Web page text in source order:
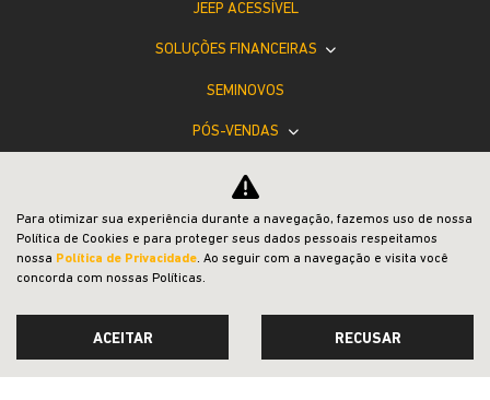
JEEP ACESSÍVEL
SOLUÇÕES FINANCEIRAS
SEMINOVOS
PÓS-VENDAS
INSTITUCIONAL
BLOG
COMPARATIVO
Para otimizar sua experiência durante a navegação, fazemos uso de nossa
Política de Cookies e para proteger seus dados pessoais respeitamos
nossa Política de Privacidade. Ao seguir com a navegação e visita você
concorda com nossas Políticas.
ACEITAR RECUSAR